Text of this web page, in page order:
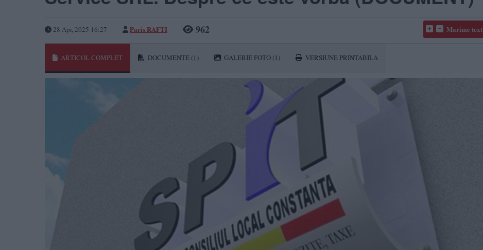
28 Apr, 2025 16:27 Paris RAFTI 962 Marime text
ARTICOL COMPLET DOCUMENTE (1) GALERIE FOTO (1) VERSIUNE PRINTABILA